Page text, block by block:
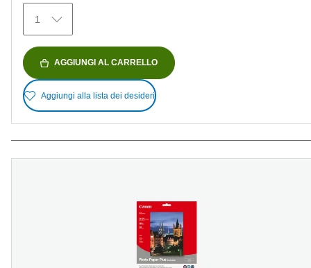
recensioni
1
AGGIUNGI AL CARRELLO
Aggiungi alla lista dei desideri